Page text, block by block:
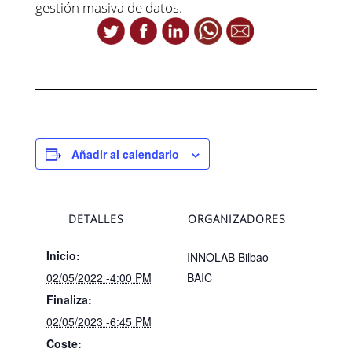
gestión masiva de datos.
Añadir al calendario
DETALLES
Inicio:
02/05/2022 -4:00 PM
Finaliza:
02/05/2023 -6:45 PM
Coste:
ORGANIZADORES
INNOLAB Bilbao
BAIC